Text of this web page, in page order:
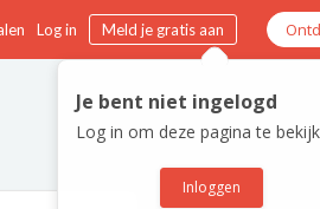
Log in Meld je gratis aan
Je bent niet ingelogd
Log in om deze pagina te
Inloggen